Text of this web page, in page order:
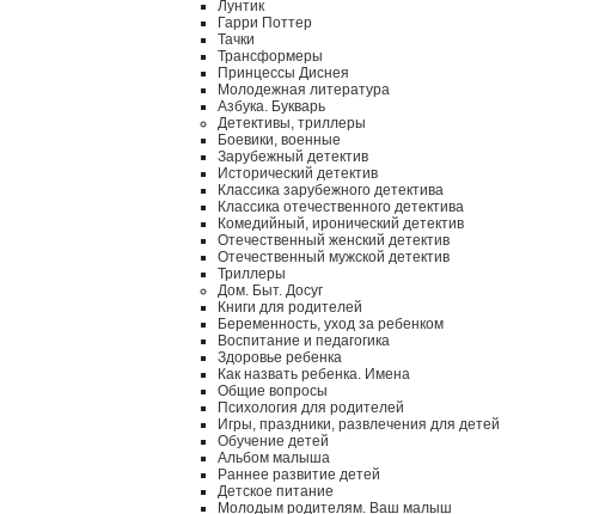
Лунтик
Гарри Поттер
Тачки
Трансформеры
Принцессы Диснея
Молодежная литература
Азбука. Букварь
Детективы, триллеры
Боевики, военные
Зарубежный детектив
Исторический детектив
Классика зарубежного детектива
Классика отечественного детектива
Комедийный, иронический детектив
Отечественный женский детектив
Отечественный мужской детектив
Триллеры
Дом. Быт. Досуг
Книги для родителей
Беременность, уход за ребенком
Воспитание и педагогика
Здоровье ребенка
Как назвать ребенка. Имена
Общие вопросы
Психология для родителей
Игры, праздники, развлечения для детей
Обучение детей
Альбом малыша
Раннее развитие детей
Детское питание
Молодым родителям. Ваш малыш